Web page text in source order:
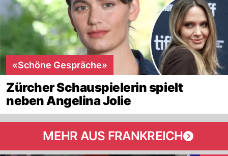
«Schöne Gespräche»
Zürcher Schauspielerin spielt
neben Angelina Jolie
MEHR AUS FRANKREICH